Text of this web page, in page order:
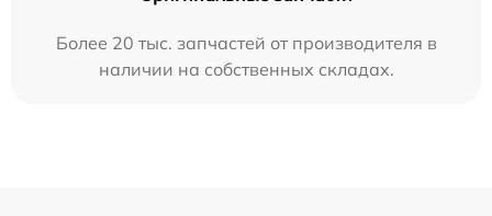
Более 20 тыс. запчастей от производителя в
наличии на собственных складах.